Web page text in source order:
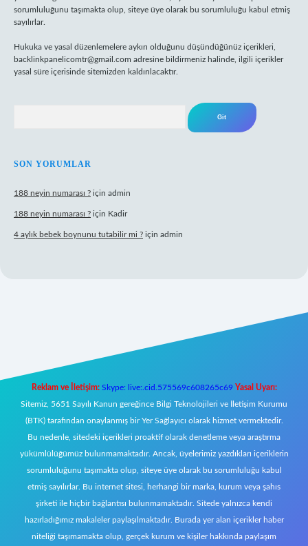
sorumluluğunu taşımakta olup, siteye üye olarak bu sorumluluğu kabul etmiş
sayılırlar.
Hukuka ve yasal düzenlemelere aykırı olduğunu düşündüğünüz içerikleri,
backlinkpanelicomtr@gmail.com adresine bildirmeniz halinde, ilgili içerikler
yasal süre içerisinde sitemizden kaldırılacaktır.
SON YORUMLAR
188 neyin numarası ? için admin
188 neyin numarası ? için Kadir
4 aylık bebek boynunu tutabilir mi ? için admin
Reklam ve İletişim: Skype: live:.cid.575569c608265c69 Yasal Uyarı:
Sitemiz, 5651 Sayılı Kanun gereğince Bilgi Teknolojileri ve İletişim Kurumu
(BTK) tarafından onaylanmış bir Yer Sağlayıcı olarak hizmet vermektedir.
Bu nedenle, sitedeki içerikleri proaktif olarak denetleme veya araştırma
yükümlülüğümüz bulunmamaktadır. Ancak, üyelerimiz yazdıkları içeriklerin
sorumluluğunu taşımakta olup, siteye üye olarak bu sorumluluğu kabul
etmiş sayılırlar. Bu internet sitesi, herhangi bir marka, kurum veya şahıs
şirketi ile hiçbir bağlantısı bulunmamaktadır. Sitede yalnızca kendi
hazırladığımız makaleler paylaşılmaktadır. Burada yer alan içerikler haber
niteliği taşımamakta olup, gerçek kurum ve kişiler hakkında paylaşım